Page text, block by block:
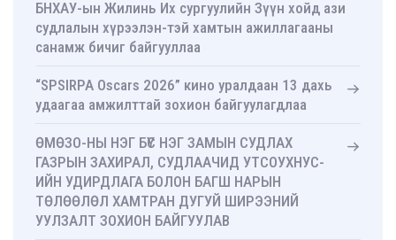
БНХАУ-ын Жилинь Их сургуулийн Зүүн хойд ази
судлалын хүрээлэн-тэй хамтын ажиллагааны
санамж бичиг байгууллаа
“SPSIRPA Oscars 2026” кино уралдаан 13 дахь
удаагаа амжилттай зохион байгуулагдлаа
ӨМӨЗО-НЫ НЭГ БҮС НЭГ ЗАМЫН СУДЛАХ
ГАЗРЫН ЗАХИРАЛ, СУДЛААЧИД УТСОУХНУС-
ИЙН УДИРДЛАГА БОЛОН БАГШ НАРЫН
ТӨЛӨӨЛӨЛ ХАМТРАН ДУГУЙ ШИРЭЭНИЙ
УУЛЗАЛТ ЗОХИОН БАЙГУУЛАВ